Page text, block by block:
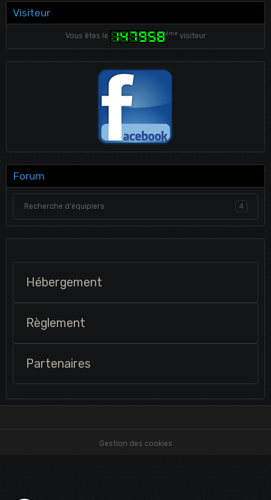
Visiteur
Vous êtes le ème visiteur
Forum
Recherche d'équipiers 4
Hébergement
Règlement
Partenaires
Gestion des cookies